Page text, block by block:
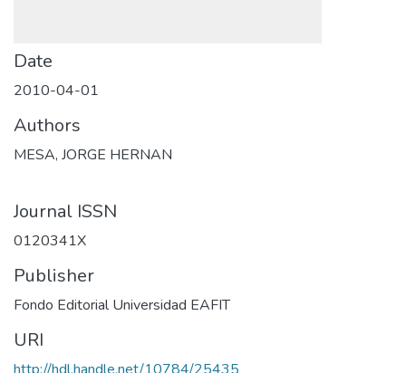
Date
2010-04-01
Authors
MESA, JORGE HERNAN
Journal ISSN
0120341X
Publisher
Fondo Editorial Universidad EAFIT
URI